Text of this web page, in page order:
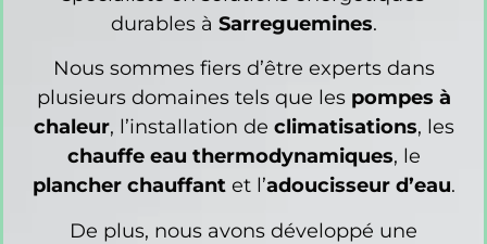
durables à Sarreguemines.
Nous sommes fiers d’être experts dans
plusieurs domaines tels que les pompes à
chaleur, l’installation de climatisations, les
chauffe eau thermodynamiques, le
plancher chauffantet l’adoucisseur d’eau.
De plus, nous avons développé une